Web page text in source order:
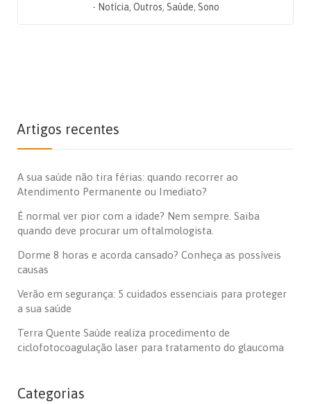
- Notícia, Outros, Saúde, Sono
Artigos recentes
A sua saúde não tira férias: quando recorrer ao
Atendimento Permanente ou Imediato?
É normal ver pior com a idade? Nem sempre. Saiba
quando deve procurar um oftalmologista.
Dorme 8 horas e acorda cansado? Conheça as possíveis
causas
Verão em segurança: 5 cuidados essenciais para proteger
a sua saúde
Terra Quente Saúde realiza procedimento de
ciclofotocoagulação laser para tratamento do glaucoma
Categorias